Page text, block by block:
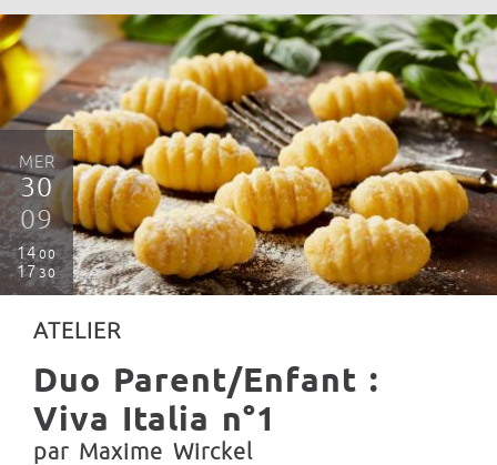
MER
30
09
14 00
1730
ATELIER
Duo Parent/Enfant :
Viva Italia n°1
par Maxime Wirckel